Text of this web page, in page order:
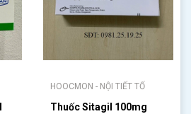
HOOCMON - NỘI TIẾT TỐ
Thuốc Sitagil 100mg